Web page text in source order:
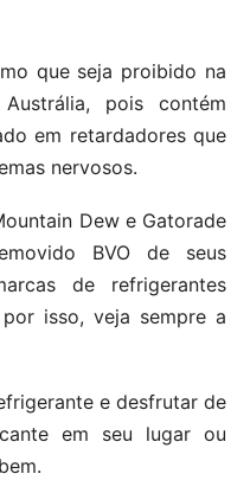
que seja proibido na
pois contém
em retardadores que
nervosos.
Dew e Gatorade
BVO de seus
de refrigerantes
isso, veja sempre a
e desfrutar de
em seu lugar ou